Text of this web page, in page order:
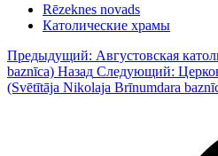
Rēzeknes novads
Католические храмы
Предыдущий: Августовская
baznīca) Назад Следующий:
(Svētītāja Nikolaja Brīnumdara